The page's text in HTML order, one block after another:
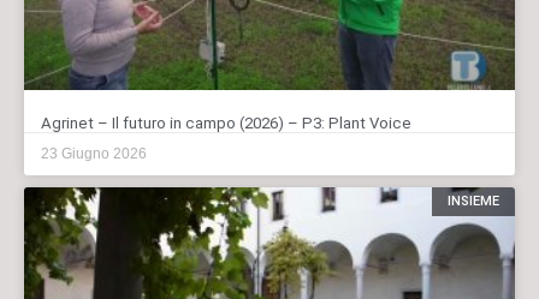
Agrinet – Il futuro in campo (2026) – P3: Plant Voice
23 Giugno 2026
INSIEME